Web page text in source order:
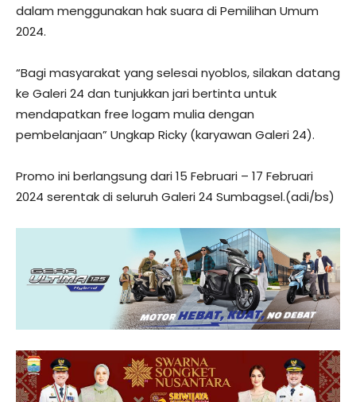
dalam menggunakan hak suara di Pemilihan Umum
2024.
“Bagi masyarakat yang selesai nyoblos, silakan datang
ke Galeri 24 dan tunjukkan jari bertinta untuk
mendapatkan free logam mulia dengan
pembelanjaan” Ungkap Ricky (karyawan Galeri 24).
Promo ini berlangsung dari 15 Februari – 17 Februari
2024 serentak di seluruh Galeri 24 Sumbagsel.(adi/bs)